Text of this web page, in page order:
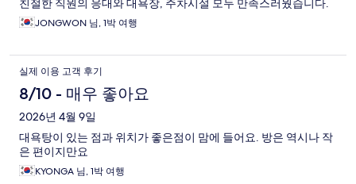
친절한 직원의 응대와 대욕장, 주차시설 모두 만족스러웠습니다.
JONGWON 님, 1박 여행
실제 이용 고객 후기
8/10 - 매우 좋아요
2026년 4월 9일
대욕탕이 있는 점과 위치가 좋은점이 맘에 들어요. 방은 역시나 작
은 편이지만요
KYONGA 님, 1박 여행